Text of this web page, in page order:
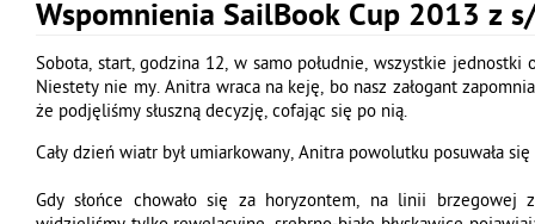
Wspomnienia SailBook Cup 2013 z
Sobota, start, godzina 12, w samo południe, wszystkie
Niestety nie my. Anitra wraca na keję, bo nasz załogant
że podjęliśmy słuszną decyzję, cofając się po nią.
Cały dzień wiatr był umiarkowany, Anitra powolutku posuwała
Gdy słońce chowało się za horyzontem, na linii brzegowej